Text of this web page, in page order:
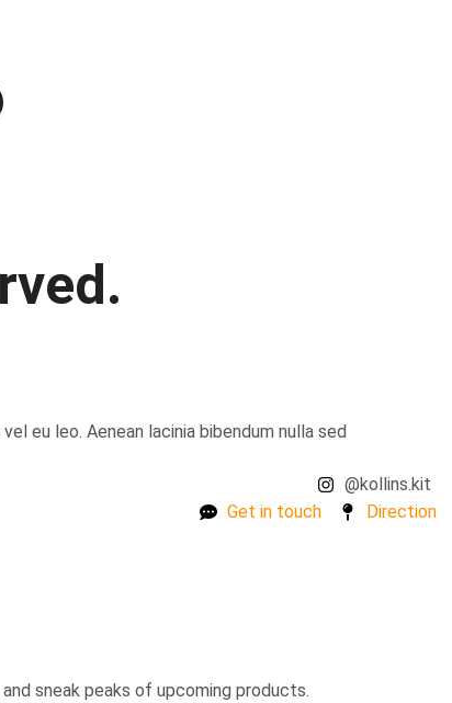
eu leo. Aenean lacinia bibendum nulla sed
@kollins.kit
Get in touch
Direction
sneak peaks of upcoming products.